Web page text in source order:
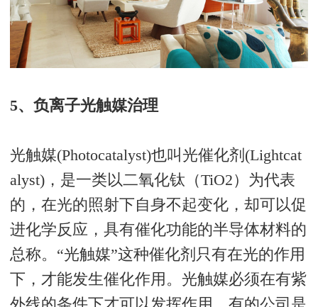
5、负离子光触媒治理
光触媒(Photocatalyst)也叫光催化剂(Lightcat
alyst)，是一类以二氧化钛（TiO2）为代表
的，在光的照射下自身不起变化，却可以促
进化学反应，具有催化功能的半导体材料的
总称。“光触媒”这种催化剂只有在光的作用
下，才能发生催化作用。光触媒必须在有紫